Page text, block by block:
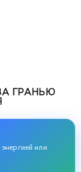
ГРАНЬЮ
или